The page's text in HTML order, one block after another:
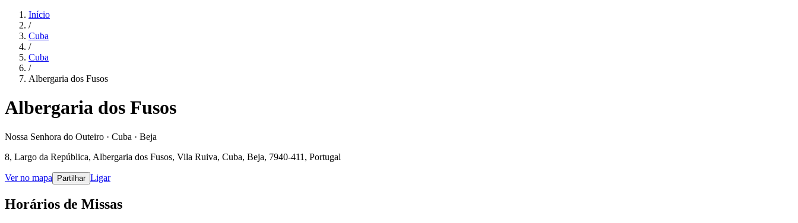
Início
/
Cuba
/
Cuba
/
Albergaria dos Fusos
Albergaria dos Fusos
Nossa Senhora do Outeiro · Cuba · Beja
8, Largo da República, Albergaria dos Fusos, Vila Ruiva, Cuba, Beja, 7940-411, Portugal
Ver no mapa Partilhar Ligar
Horários de Missas